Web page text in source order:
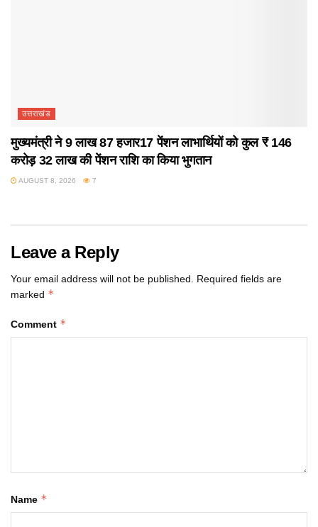
उत्तराखंड
मुख्यमंत्री ने 9 लाख 87 हजार17 पेंशन लाभार्थियों को कुल ₹ 146
करोड़ 32 लाख की पेंशन राशि का किया भुगतान
AUGUST 8, 2026 7
Leave a Reply
Your email address will not be published. Required fields are
marked *
Comment *
Name *